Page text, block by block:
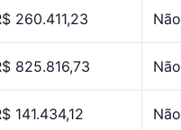
260.411,23 Não
825.816,73 Não
141.434,12 Não